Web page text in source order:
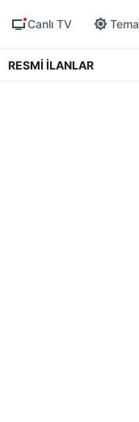
Canlı TV Tema
RESMİ İLANLAR